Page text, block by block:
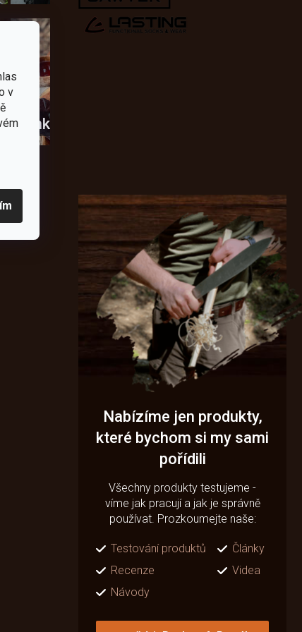
v
Novinky
Nabízíme jen produkty,
které bychom si my sami
pořídili
Všechny produkty testujeme -
víme jak pracují a jak je správně
používat. Prozkoumejte naše:
Testování produktů
Články
Recenze
Videa
Návody